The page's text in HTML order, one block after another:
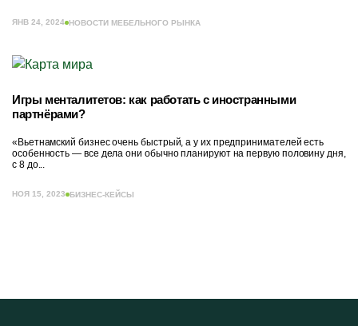
ЯНВ 24, 2024 НОВОСТИ МЕБЕЛЬНОГО РЫНКА
Игры менталитетов: как работать с иностранными
партнёрами?
«Вьетнамский бизнес очень быстрый, а у их предпринимателей есть
особенность — все дела они обычно планируют на первую половину дня,
с 8 до...
НОЯ 15, 2023 БИЗНЕС-КЕЙСЫ